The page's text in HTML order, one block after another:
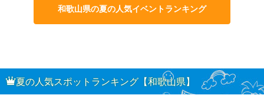
和歌山県の夏の人気イベントランキング
夏の人気スポットランキング【和歌山県】